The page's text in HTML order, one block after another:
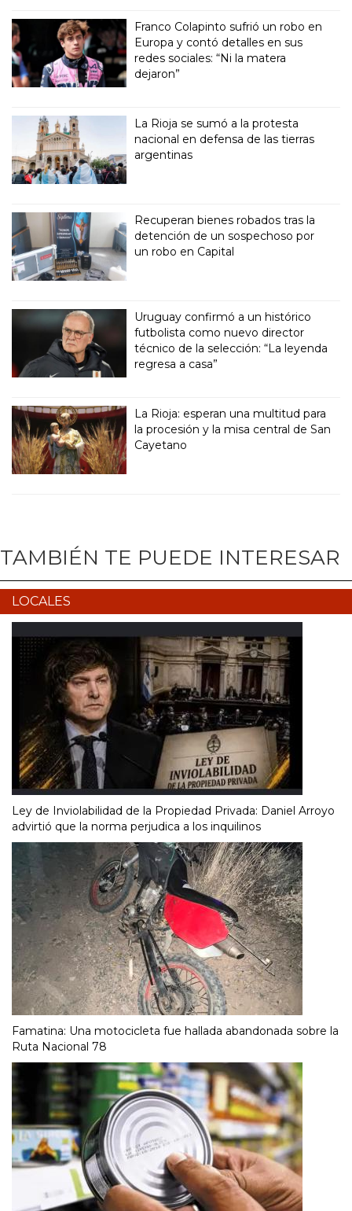
Franco Colapinto sufrió un robo en
Europa y contó detalles en sus
redes sociales: “Ni la matera
dejaron”
La Rioja se sumó a la protesta
nacional en defensa de las tierras
argentinas
Recuperan bienes robados tras la
detención de un sospechoso por
un robo en Capital
Uruguay confirmó a un histórico
futbolista como nuevo director
técnico de la selección: “La leyenda
regresa a casa”
La Rioja: esperan una multitud para
la procesión y la misa central de San
Cayetano
TAMBIÉN TE PUEDE INTERESAR
LOCALES
Ley de Inviolabilidad de la Propiedad Privada: Daniel Arroyo
advirtió que la norma perjudica a los inquilinos
Famatina: Una motocicleta fue hallada abandonada sobre la
Ruta Nacional 78